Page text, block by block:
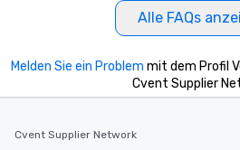
Alle FAQs
Melden Sie ein Problem mit dem Profil
Cvent Supplier
Cvent Supplier Network